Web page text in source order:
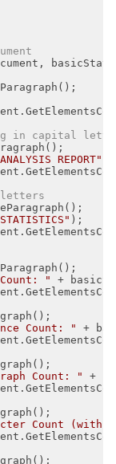
in capital
REPORT"
"
Count: "
Count: "
Count (with